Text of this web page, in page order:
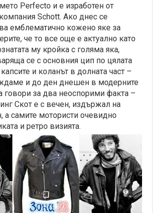
Perfecto и е изработен от
Schott. Ако днес се
емблематично кожено яке за
че то все още е актуално като
му кройка с голяма яка,
се с основния цип по цялата
и коланът в долната част –
и до ден днешен в модерните
говори за два неоспорими факта –
Скот е с вечен, издържал на
а самите мотористи очевидно
и ретро визията.